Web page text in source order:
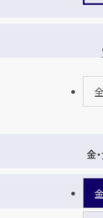
金